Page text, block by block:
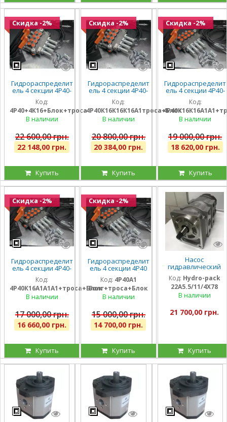
Скидка -2%
Гидрораспределит
ель 4 секции 4Р40-
К16К16К16К16 с
плавающим
положением на
всех секциях, троса
штуцера
Код:
4Р40+4К16+Блок+троса
В наличии
22 600,00 грн.
22 148,00 грн.
Купить
Скидка -2%
Гидрораспределит
ель 4 секции 4Р40-
К16К16К16А1 с
плавающими на 3
секции, троса и
блок рычагов на 4
Код:
4Р40К16К16К16А1троса+Блок
В наличии
20 800,00 грн.
20 384,00 грн.
Купить
Скидка -2%
Гидрораспределит
ель 4 секции 4Р40-
К16К16А1А1 с
плавающими на 2
секции, троса и
блок рычагов на 4
Код:
В наличии
19 000,00 грн.
18 620,00 грн.
Купить
Скидка -2%
Гидрораспределит
ель 4 секции 4Р40-
К16А1А1А1 с одной
плавающей
секцией, троса и
блок рычагов на 4
Код:
4Р40К16А1А1А1+троса+Блок
В наличии
17 000,00 грн.
16 660,00 грн.
Купить
Скидка -2%
Гидрораспределит
ель 4 секции 4Р40
на погрузчик (без
плавающих
секций), троса и
блок рычагов на 4
Код: 4Р40А1
Болг+троса+Блок
В наличии
15 000,00 грн.
14 700,00 грн.
Купить
Насос
гидравлический
шестеренный
тандемный Hydro-
pack
22A5.5/11/4X780DSS
Код: Hydro-pack
22A5.5/11/4X78
В наличии
21 700,00 грн.
Купить